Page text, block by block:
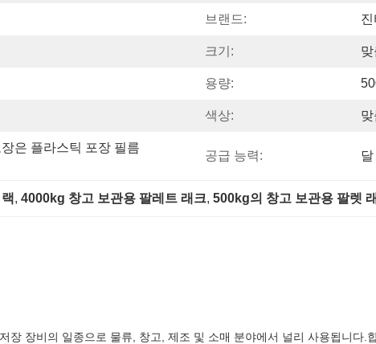
브랜드:
크기: 맞
용량:
색상: 맞
은 플라스틱 포장 필름
공급 능력:
, 4000kg 창고 보관용 팔레트 래크, 500kg의 창고 보관용 팔렛
장 장비의 일종으로 물류, 창고, 제조 및 소매 분야에서 널리 사용됩니다